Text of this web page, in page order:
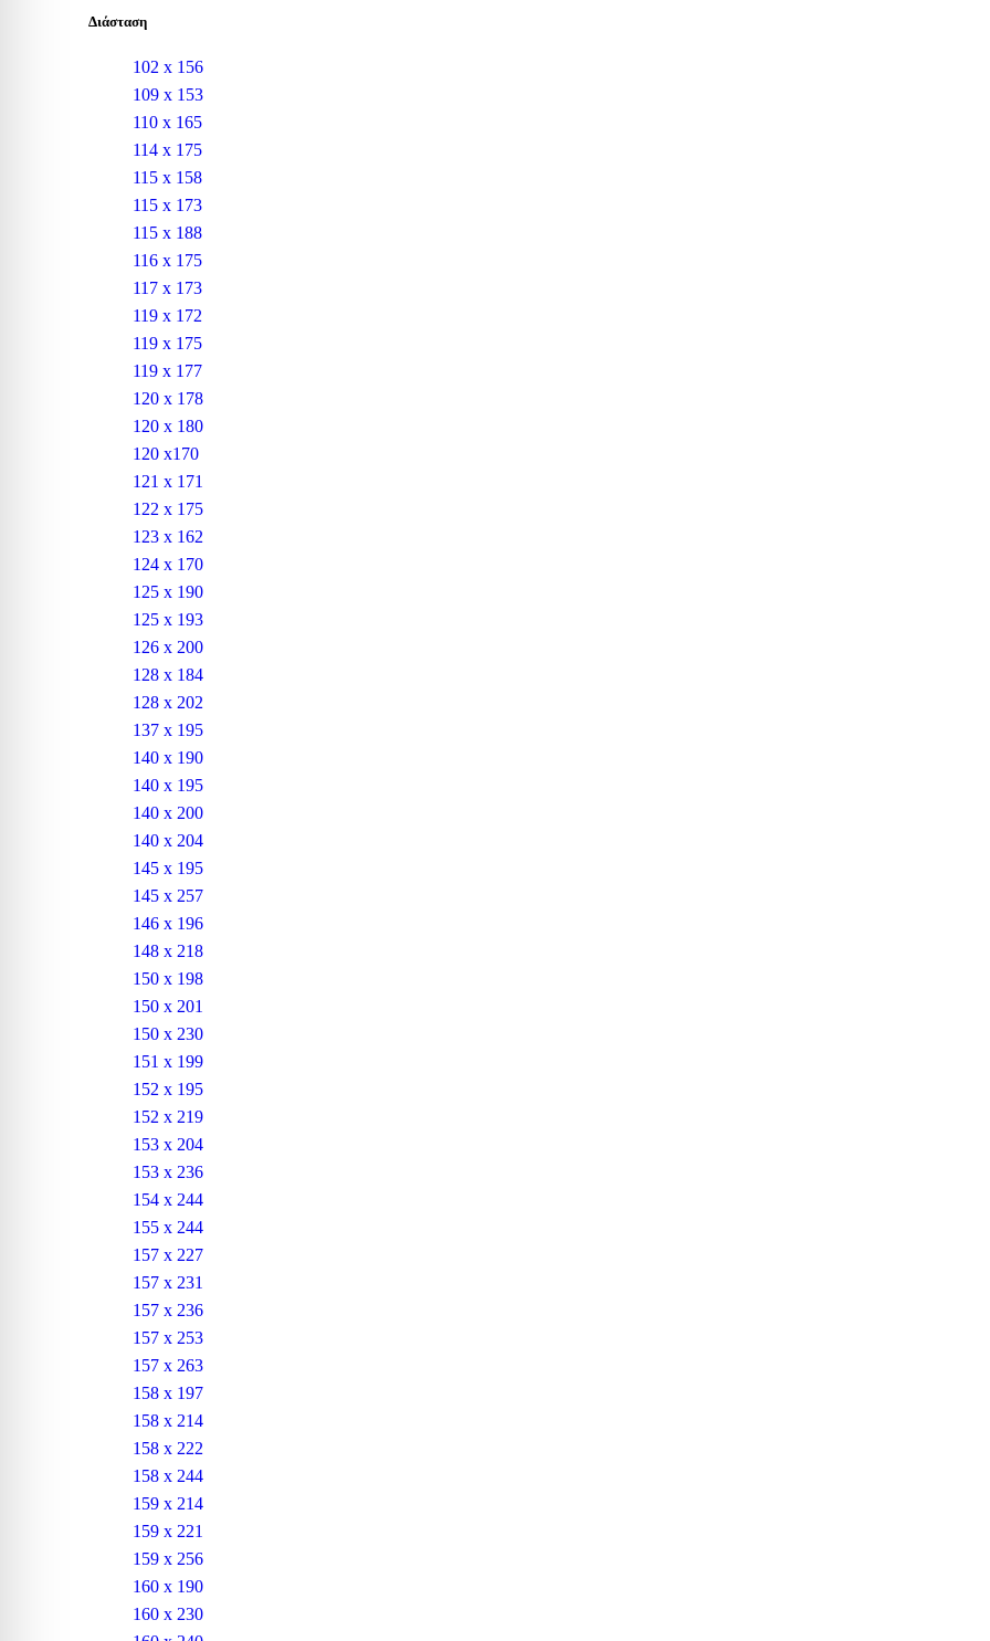
Διάσταση
102 x 156
109 x 153
110 x 165
114 x 175
115 x 158
115 x 173
115 x 188
116 x 175
117 x 173
119 x 172
119 x 175
119 x 177
120 x 178
120 x 180
120 x170
121 x 171
122 x 175
123 x 162
124 x 170
125 x 190
125 x 193
126 x 200
128 x 184
128 x 202
137 x 195
140 x 190
140 x 195
140 x 200
140 x 204
145 x 195
145 x 257
146 x 196
148 x 218
150 x 198
150 x 201
150 x 230
151 x 199
152 x 195
152 x 219
153 x 204
153 x 236
154 x 244
155 x 244
157 x 227
157 x 231
157 x 236
157 x 253
157 x 263
158 x 197
158 x 214
158 x 222
158 x 244
159 x 214
159 x 221
159 x 256
160 x 190
160 x 230